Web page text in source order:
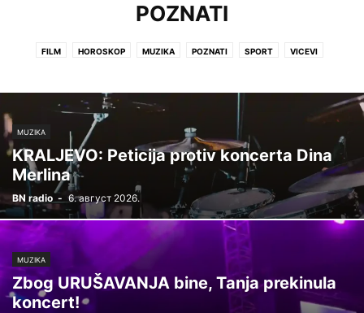
POZNATI
FILM HOROSKOP MUZIKA POZNATI SPORT VICEVI
MUZIKA
KRALJEVO: Peticija protiv koncerta Dina
Merlina
BN radio - 6. август 2026.
MUZIKA
Zbog URUŠAVANJA bine, Tanja prekinula
koncert!